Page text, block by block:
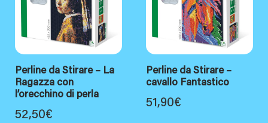
Perline da Stirare – La
Ragazza con
l’orecchino di perla
52,50€
Perline da Stirare –
cavallo Fantastico
51,90€